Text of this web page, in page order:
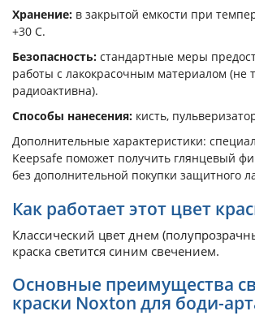
Хранение: в закрытой емкости при
+30 С.
Безопасность: стандартные меры
работы с лакокрасочным материалом (не
радиоактивна).
Способы нанесения: кисть,
Дополнительные характеристики:
Keepsafe поможет получить глянцевый
без дополнительной покупки защитного
Как работает этот цвет
Классический цвет днем
краска светится синим свечением.
Основные преимущества
краски Noxton для боди-